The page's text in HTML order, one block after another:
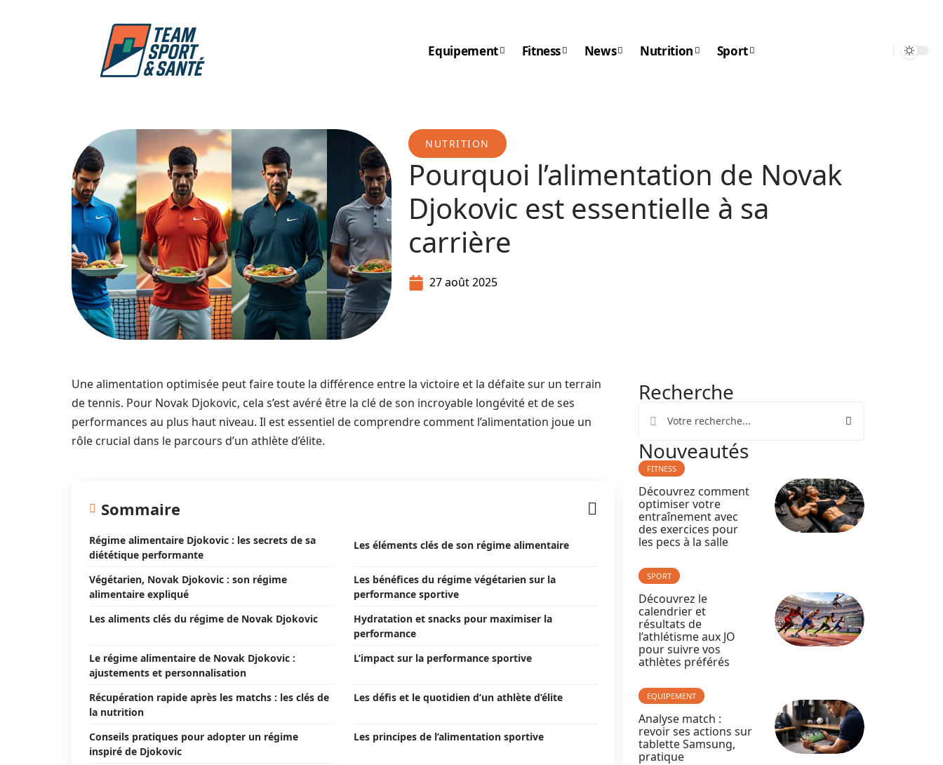
Equipement Fitness News Nutrition Sport
NUTRITION
Pourquoi l’alimentation de Novak
Djokovic est essentielle à sa
carrière
27 août 2025
Une alimentation optimisée peut faire toute la différence entre la victoire et la défaite sur un terrain
de tennis. Pour Novak Djokovic, cela s’est avéré être la clé de son incroyable longévité et de ses
performances au plus haut niveau. Il est essentiel de comprendre comment l’alimentation joue un
rôle crucial dans le parcours d’un athlète d’élite.
Sommaire
Régime alimentaire Djokovic : les secrets de sa
diététique performante
Les éléments clés de son régime alimentaire
Végétarien, Novak Djokovic : son régime
alimentaire expliqué
Les bénéfices du régime végétarien sur la
performance sportive
Les aliments clés du régime de Novak Djokovic
Hydratation et snacks pour maximiser la
performance
Le régime alimentaire de Novak Djokovic :
ajustements et personnalisation
L’impact sur la performance sportive
Récupération rapide après les matchs : les clés de
la nutrition
Les défis et le quotidien d’un athlète d’élite
Conseils pratiques pour adopter un régime
inspiré de Djokovic
Les principes de l’alimentation sportive
Recherche
Nouveautés
FITNESS
Découvrez comment
optimiser votre
entraînement avec
des exercices pour
les pecs à la salle
SPORT
Découvrez le
calendrier et
résultats de
l’athlétisme aux JO
pour suivre vos
athlètes préférés
EQUIPEMENT
Analyse match :
revoir ses actions sur
tablette Samsung,
pratique